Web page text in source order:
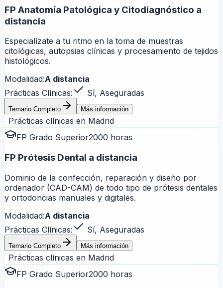
FP Anatomía Patológica y Citodiagnóstico a
distancia
Especialízate a tu ritmo en la toma de muestras
citológicas, autopsias clínicas y procesamiento de tejidos
histológicos.
Modalidad:A distancia
Prácticas Clínicas:
Sí, Aseguradas
Temario Completo Más información
Prácticas clínicas en Madrid
FP Grado Superior2000 horas
FP Prótesis Dental a distancia
Dominio de la confección, reparación y diseño por
ordenador (CAD-CAM) de todo tipo de prótesis dentales
y ortodoncias manuales y digitales.
Modalidad:A distancia
Prácticas Clínicas:
Sí, Aseguradas
Temario Completo Más información
Prácticas clínicas en Madrid
FP Grado Superior2000 horas